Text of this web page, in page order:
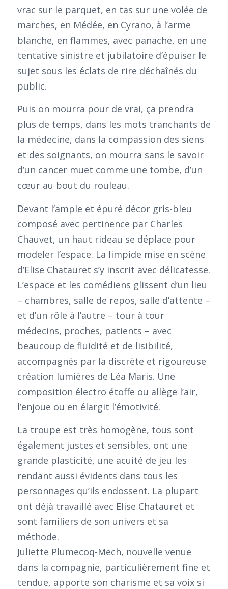
vrac sur le parquet, en tas sur une volée de
marches, en Médée, en Cyrano, à l’arme
blanche, en flammes, avec panache, en une
tentative sinistre et jubilatoire d’épuiser le
sujet sous les éclats de rire déchaînés du
public.
Puis on mourra pour de vrai, ça prendra
plus de temps, dans les mots tranchants de
la médecine, dans la compassion des siens
et des soignants, on mourra sans le savoir
d’un cancer muet comme une tombe, d’un
cœur au bout du rouleau.
Devant l’ample et épuré décor gris-bleu
composé avec pertinence par Charles
Chauvet, un haut rideau se déplace pour
modeler l’espace. La limpide mise en scène
d’Elise Chatauret s’y inscrit avec délicatesse.
L’espace et les comédiens glissent d’un lieu
– chambres, salle de repos, salle d’attente –
et d’un rôle à l’autre – tour à tour
médecins, proches, patients – avec
beaucoup de fluidité et de lisibilité,
accompagnés par la discrète et rigoureuse
création lumières de Léa Maris. Une
composition électro étoffe ou allège l’air,
l’enjoue ou en élargit l’émotivité.
La troupe est très homogène, tous sont
également justes et sensibles, ont une
grande plasticité, une acuité de jeu les
rendant aussi évidents dans tous les
personnages qu’ils endossent. La plupart
ont déjà travaillé avec Elise Chatauret et
sont familiers de son univers et sa
méthode.
Juliette Plumecoq-Mech, nouvelle venue
dans la compagnie, particulièrement fine et
tendue, apporte son charisme et sa voix si